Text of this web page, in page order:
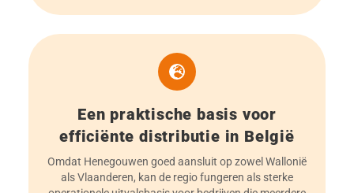
Een praktische basis voor
efficiënte distributie in België
Omdat Henegouwen goed aansluit op zowel Wallonië
als Vlaanderen, kan de regio fungeren als sterke